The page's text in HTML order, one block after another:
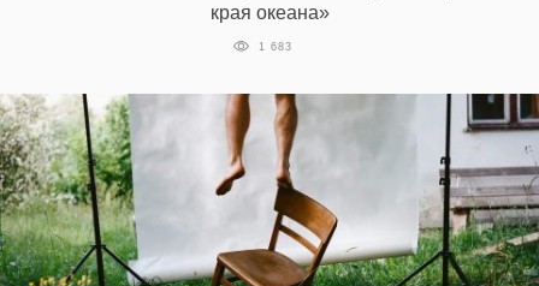
края океана»
1 683